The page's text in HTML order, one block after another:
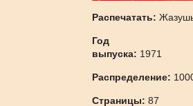
Распечатать:
Год
выпуска: 1971
Распределение:
Страницы:87